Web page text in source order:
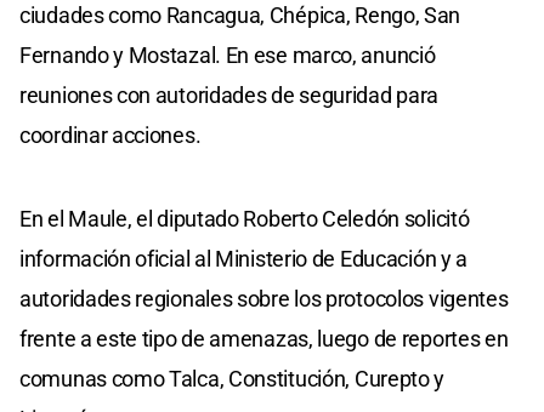
ciudades como Rancagua, Chépica, Rengo, San
Fernando y Mostazal. En ese marco, anunció
reuniones con autoridades de seguridad para
coordinar acciones.
En el Maule, el diputado Roberto Celedón solicitó
información oficial al Ministerio de Educación y a
autoridades regionales sobre los protocolos vigentes
frente a este tipo de amenazas, luego de reportes en
comunas como Talca, Constitución, Curepto y